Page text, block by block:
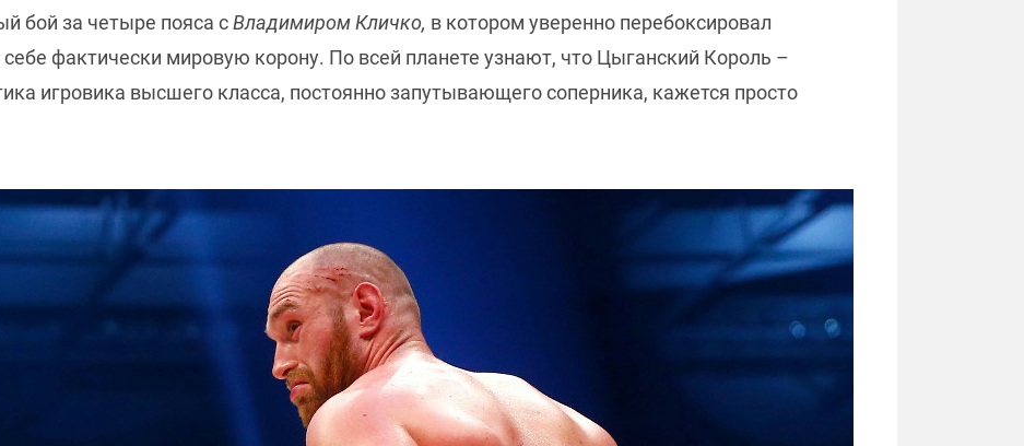
бой за четыре пояса сВладимиром Кличко, в котором уверенно перебоксировал
фактически мировую корону. По всей планете узнают, что Цыганский Король –
игровика высшего класса, постоянно запутывающего соперника, кажется просто